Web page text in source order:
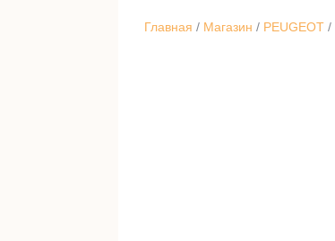
Главная / Магазин / PEUGEOT /